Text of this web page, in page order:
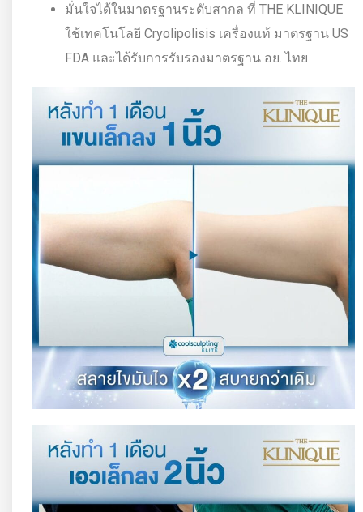
มั่นใจได้ในมาตรฐานระดับสากล ที่ THE KLINIQUE
ใช้เทคโนโลยี Cryolipolisis เครื่องแท้ มาตรฐาน US
FDA และได้รับการรับรองมาตรฐาน อย. ไทย